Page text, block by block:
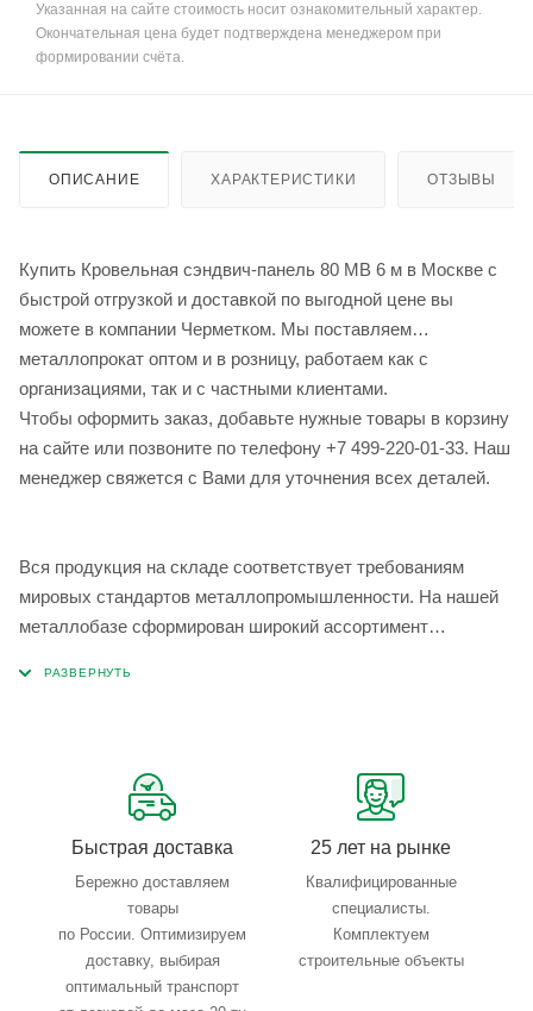
Указанная на сайте стоимость носит ознакомительный характер.
Окончательная цена будет подтверждена менеджером при
формировании счёта.
ОПИСАНИЕ ХАРАКТЕРИСТИКИ ОТЗЫВЫ
Купить Кровельная сэндвич-панель 80 МВ 6 м в Москве с
быстрой отгрузкой и доставкой по выгодной цене вы
можете в компании Черметком. Мы поставляем
металлопрокат оптом и в розницу, работаем как с
организациями, так и с частными клиентами.
Чтобы оформить заказ, добавьте нужные товары в корзину
на сайте или позвоните по телефону +7 499-220-01-33. Наш
менеджер свяжется с Вами для уточнения всех деталей.
Вся продукция на складе соответствует требованиям
мировых стандартов металлопромышленности. На нашей
металлобазе сформирован широкий ассортимент
Быстрая доставка
Бережно доставляем
товары
по России. Оптимизируем
доставку, выбирая
оптимальный транспорт
25 лет на рынке
Квалифицированные
специалисты.
Комплектуем
строительные объекты